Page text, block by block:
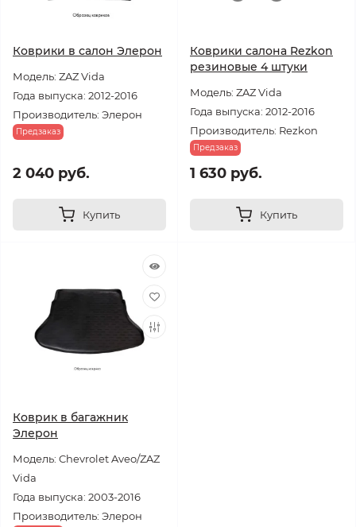
Коврики в салон Элерон
Модель: ZAZ Vida
Года выпуска: 2012-2016
Производитель: Элерон
Предзаказ
2 040 руб.
Купить
Коврики салона Rezkon
резиновые 4 штуки
Модель: ZAZ Vida
Года выпуска: 2012-2016
Производитель: Rezkon
Предзаказ
1 630 руб.
Купить
Коврик в багажник
Элерон
Модель: Chevrolet Aveo/ZAZ
Vida
Года выпуска: 2003-2016
Производитель: Элерон